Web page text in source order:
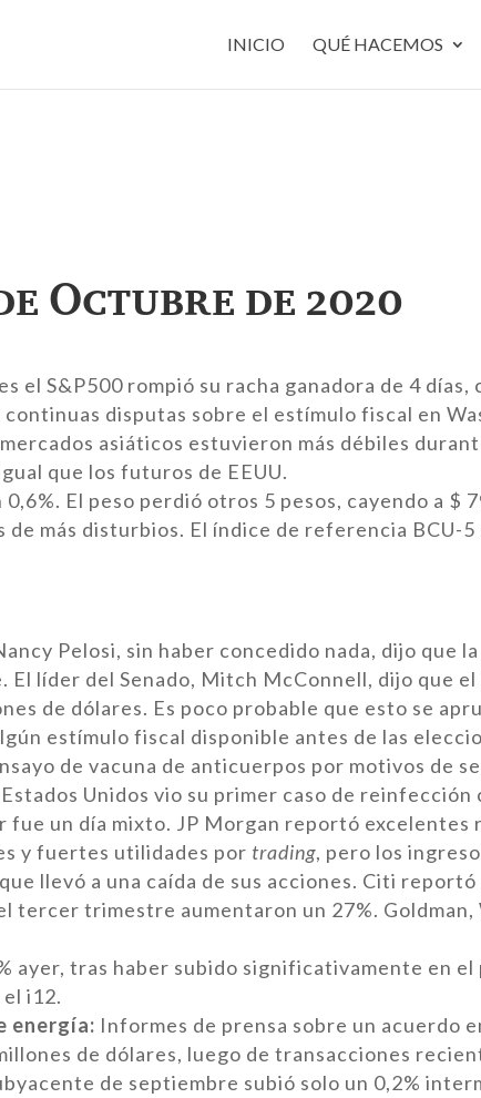
INICIO QUÉ HACEMOS
Octubre de 2020
el S&P500 rompió su racha ganadora de 4
continuas disputas sobre el estímulo fiscal en
asiáticos estuvieron más débiles
que los futuros de EEUU.
0,6%. El peso perdió otros 5 pesos, cayendo a
de más disturbios. El índice de referencia BCU-
Pelosi, sin haber concedido nada, dijo que
El líder del Senado, Mitch McConnell, dijo que
de dólares. Es poco probable que esto se
estímulo fiscal disponible antes de las
de vacuna de anticuerpos por motivos de
Unidos vio su primer caso de reinfección
fue un día mixto. JP Morgan reportó excelentes
y fuertes utilidades por trading, pero los
llevó a una caída de sus acciones. Citi
tercer trimestre aumentaron un 27%.
ayer, tras haber subido significativamente en
i12.
energía: Informes de prensa sobre un acuerdo
de dólares, luego de transacciones
de septiembre subió solo un 0,2%